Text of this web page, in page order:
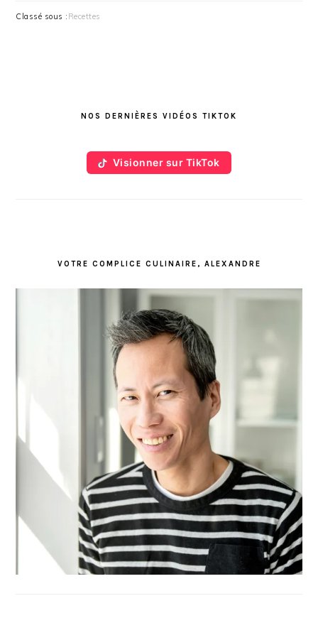
Classé sous : Recettes
PRINCIPALENOS DERNIÈRES VIDÉOS TIKTOK
Visionner sur TikTok
VOTRE COMPLICE CULINAIRE, ALEXANDRE